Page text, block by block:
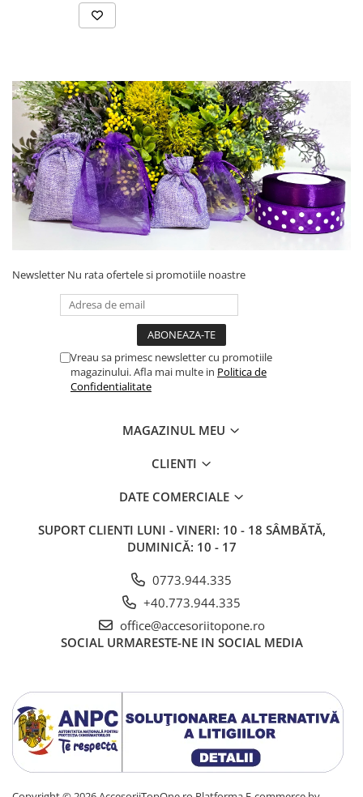
Newsletter Nu rata ofertele si promotiile noastre
Vreau sa primesc newsletter cu promotiile
magazinului. Afla mai multe in Politica de
Confidentialitate
MAGAZINUL MEU
CLIENTI
DATE COMERCIALE
SUPORT CLIENTI LUNI - VINERI: 10 - 18 SÂMBĂTĂ,
DUMINICĂ: 10 - 17
0773.944.335
+40.773.944.335
office@accesoriitopone.ro
SOCIAL URMARESTE-NE IN SOCIAL MEDIA